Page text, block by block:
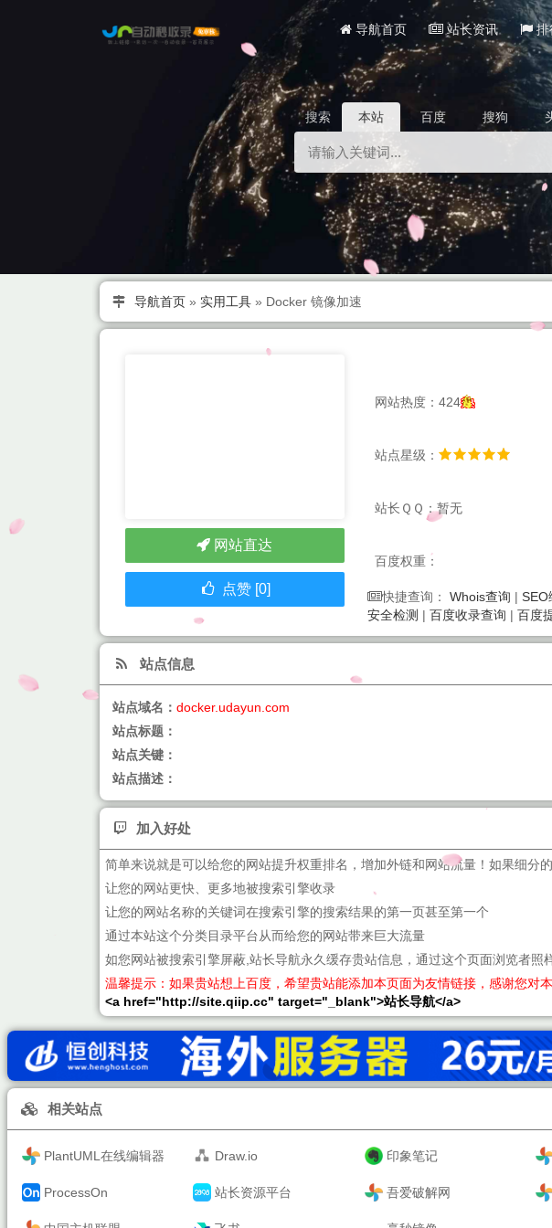
导航首页 站长资讯 排
搜索 本站 百度 搜狗
导航首页» 实用工具» Docker 镜像加速
网站热度：424
站点星级：
站长ＱＱ：暂无
百度权重：
快捷查询： Whois查询 | SEO
安全检测 | 百度收录查询 | 百度
网站直达
点赞 [0]
站点信息
站点域名： docker.udayun.com
站点标题：
站点关键：
站点描述：
加入好处
简单来说就是可以给您的网站提升权重排名，增加外链和网站流量！如果细分
让您的网站更快、更多地被搜索引擎收录
让您的网站名称的关键词在搜索引擎的搜索结果的第一页甚至第一个
通过本站这个分类目录平台从而给您的网站带来巨大流量
如您网站被搜索引擎屏蔽,站长导航永久缓存贵站信息，通过这个页面浏览者照
温馨提示：如果贵站想上百度，希望贵站能添加本页面为友情链接，感谢您对本
<a href="http://site.qiip.cc" target="_blank">站长导航</a>
相关站点
PlantUML在线编辑器 Draw.io 印象笔记
ProcessOn 站长资源平台 吾爱破解网